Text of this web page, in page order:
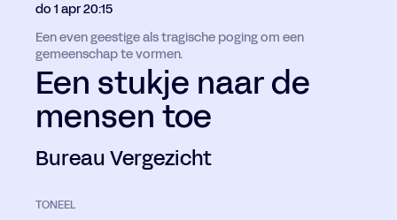
Een stukje naar de
mensen toe
Bureau Vergezicht
Een even geestige als tragische poging om een
gemeenschap te vormen.
do 1 apr20:15
TONEEL